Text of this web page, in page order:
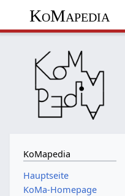
KoMapedia
KoMapedia
Hauptseite
KoMa-Homepage